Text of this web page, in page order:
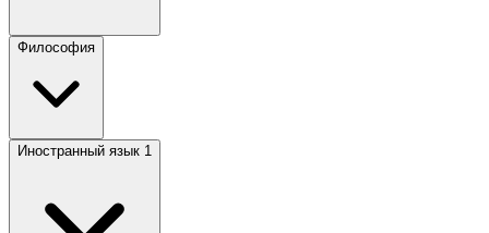
Философия
Иностранный язык 1